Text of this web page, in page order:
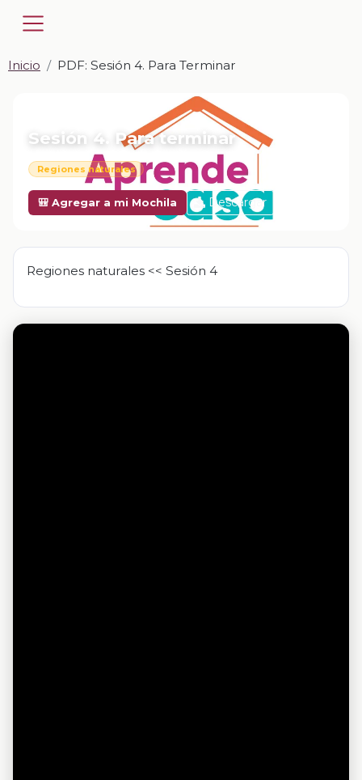
Inicio PDF: Sesión 4. Para Terminar
Sesión 4. Para terminar
Regiones naturales
🎒 Agregar a mi Mochila Descargar
Regiones naturales << Sesión 4